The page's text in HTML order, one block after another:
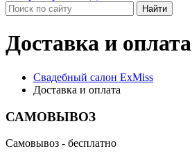
Доставка и оплата
Свадебный салон ExMiss
Доставка и оплата
САМОВЫВОЗ
Самовывоз - бесплатно